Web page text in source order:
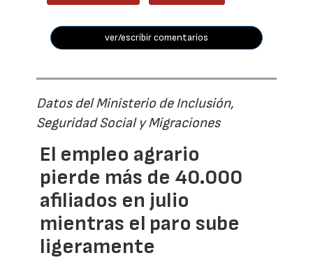
ver/escribir comentarios
Datos del Ministerio de Inclusión,
Seguridad Social y Migraciones
El empleo agrario
pierde más de 40.000
afiliados en julio
mientras el paro sube
ligeramente